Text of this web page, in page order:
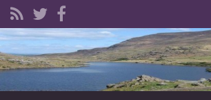
Search for: